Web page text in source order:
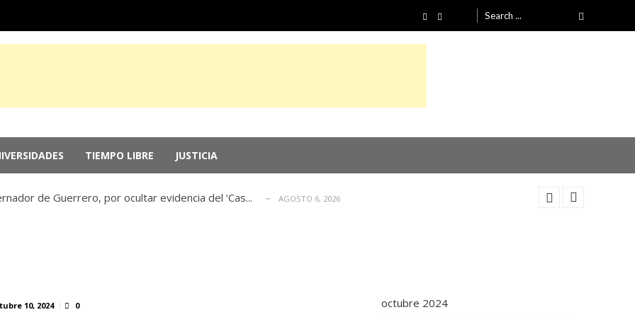
Search
for:
TIEMPO LIBRE JUSTICIA
2026: Más de 250 medallas y busca récord... AGOSTO 4, 2026
las memorias del chef Anthony Bourdain
la inversión; el Parlamento aprueba reformas ...
de Guerrero, por ocultar evidencia del ‘Cas... AGOSTO 6, 2026
2026: Más de 250 medallas y busca récord...
las memorias del chef Anthony Bourdain
de Guerrero, por ocultar evidencia del ‘Cas...
10, 2024 0 octubre 2024